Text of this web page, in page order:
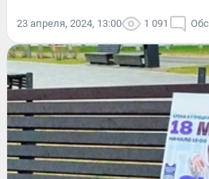
23 апреля, 2024, 13:00 1 091